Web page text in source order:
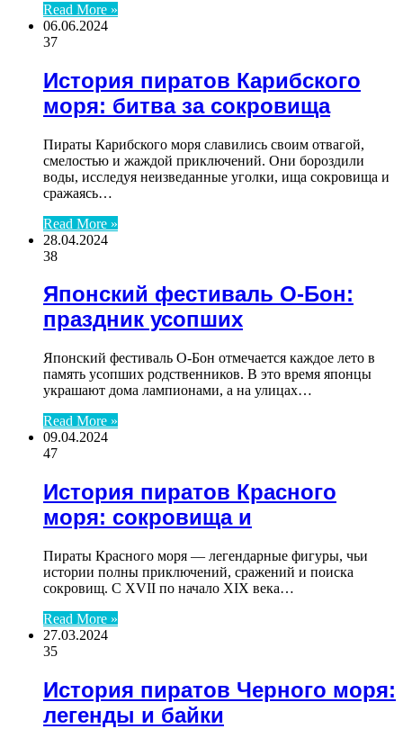
Read More »
06.06.2024
37
История пиратов Карибского
моря: битва за сокровища
Пираты Карибского моря славились своим отвагой,
смелостью и жаждой приключений. Они бороздили
воды, исследуя неизведанные уголки, ища сокровища и
сражаясь…
Read More »
28.04.2024
38
Японский фестиваль О-Бон:
праздник усопших
Японский фестиваль О-Бон отмечается каждое лето в
память усопших родственников. В это время японцы
украшают дома лампионами, а на улицах…
Read More »
09.04.2024
47
История пиратов Красного
моря: сокровища и
Пираты Красного моря — легендарные фигуры, чьи
истории полны приключений, сражений и поиска
сокровищ. С XVII по начало XIX века…
Read More »
27.03.2024
35
История пиратов Черного моря:
легенды и байки